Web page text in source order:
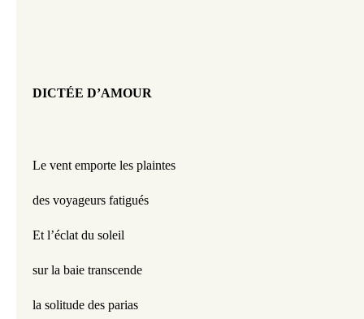
DICTÉE D’AMOUR
Le vent emporte les plaintes
des voyageurs fatigués
Et l’éclat du soleil
sur la baie transcende
la solitude des parias